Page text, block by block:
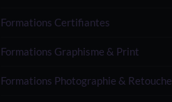
Formations Certifiantes
Formations Graphisme & Print
Formations Photographie & Retouche